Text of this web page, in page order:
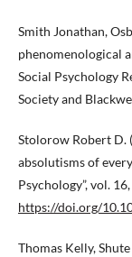
Smith Jonathan,
phenomenological
Social Psychology
Society and
Stolorow Robert D.
absolutisms of
Psychology”, vol.
https://doi.org/
Thomas Kelly,